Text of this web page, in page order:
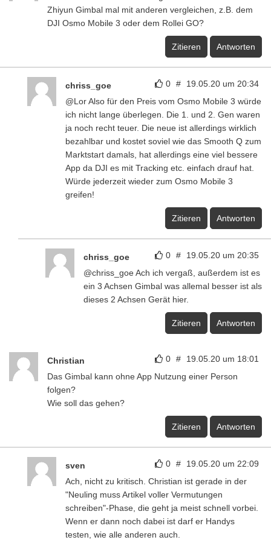
Zhiyun Gimbal mal mit anderen vergleichen, z.B. dem
DJI Osmo Mobile 3 oder dem Rollei GO?
Zitieren Antworten
0 # 19.05.20 um 20:34
chriss_goe
@Lor Also für den Preis vom Osmo Mobile 3 würde
ich nicht lange überlegen. Die 1. und 2. Gen waren
ja noch recht teuer. Die neue ist allerdings wirklich
bezahlbar und kostet soviel wie das Smooth Q zum
Marktstart damals, hat allerdings eine viel bessere
App da DJI es mit Tracking etc. einfach drauf hat.
Würde jederzeit wieder zum Osmo Mobile 3
greifen!
Zitieren Antworten
0 # 19.05.20 um 20:35
chriss_goe
@chriss_goe Ach ich vergaß, außerdem ist es
ein 3 Achsen Gimbal was allemal besser ist als
dieses 2 Achsen Gerät hier.
Zitieren Antworten
0 # 19.05.20 um 18:01
Christian
Das Gimbal kann ohne App Nutzung einer Person
folgen?
Wie soll das gehen?
Zitieren Antworten
0 # 19.05.20 um 22:09
sven
Ach, nicht zu kritisch. Christian ist gerade in der
"Neuling muss Artikel voller Vermutungen
schreiben"-Phase, die geht ja meist schnell vorbei.
Wenn er dann noch dabei ist darf er Handys
testen, wie alle anderen auch.